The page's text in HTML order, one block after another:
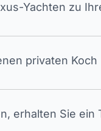
Yachten zu
privaten Koch
erhalten Sie ein